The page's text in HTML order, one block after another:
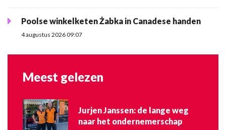
Poolse winkelketen Żabka in Canadese handen
4 augustus 2026 09:07
Meest gelezen
Jurjen Janssen: de lange weg
naar het ondernemerschap